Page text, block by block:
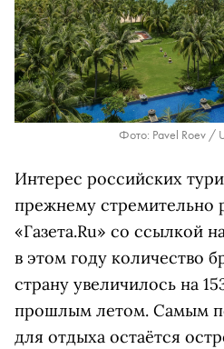
Фото: Pavel Roev /
Интерес российских
прежнему стремительно
«Газета.Ru» со ссылкой
в этом году количество
страну увеличилось на
прошлым летом. Самым
для отдыха остаётся